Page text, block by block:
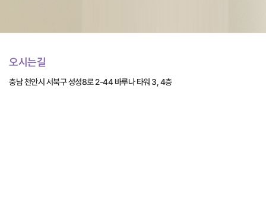
오시는길
충남 천안시 서북구 성성8로 2-44 바루나 타워 3, 4층